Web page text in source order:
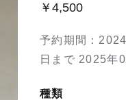
￥4,500
予約期間：
日まで 2025年
種類